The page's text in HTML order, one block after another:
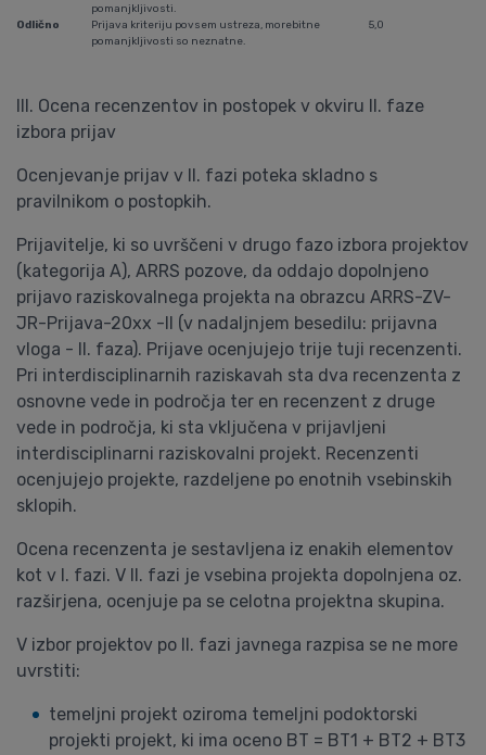
pomanjkljivosti.
Odlično
Prijava kriteriju povsem ustreza, morebitne
pomanjkljivosti so neznatne.
5,0
III. Ocena recenzentov in postopek v okviru II. faze
izbora prijav
Ocenjevanje prijav v II. fazi poteka skladno s
pravilnikom o postopkih.
Prijavitelje, ki so uvrščeni v drugo fazo izbora projektov
(kategorija A), ARRS pozove, da oddajo dopolnjeno
prijavo raziskovalnega projekta na obrazcu ARRS-ZV-
JR-Prijava-20xx -II (v nadaljnjem besedilu: prijavna
vloga - II. faza). Prijave ocenjujejo trije tuji recenzenti.
Pri interdisciplinarnih raziskavah sta dva recenzenta z
osnovne vede in področja ter en recenzent z druge
vede in področja, ki sta vključena v prijavljeni
interdisciplinarni raziskovalni projekt. Recenzenti
ocenjujejo projekte, razdeljene po enotnih vsebinskih
sklopih.
Ocena recenzenta je sestavljena iz enakih elementov
kot v I. fazi. V II. fazi je vsebina projekta dopolnjena oz.
razširjena, ocenjuje pa se celotna projektna skupina.
V izbor projektov po II. fazi javnega razpisa se ne more
uvrstiti:
temeljni projekt oziroma temeljni podoktorski
projekti projekt, ki ima oceno BT = BT1 + BT2 + BT3